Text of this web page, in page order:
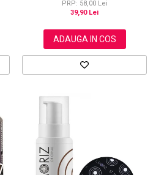
PRP: 58,00 Lei
39,90 Lei
ADAUGA IN COS